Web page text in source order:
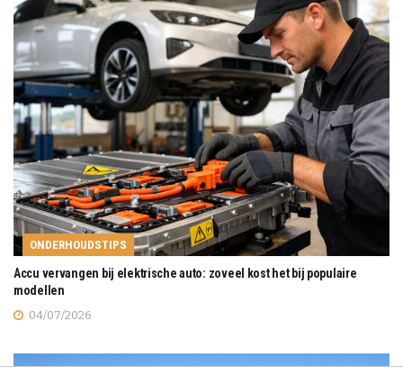
ONDERHOUDSTIPS
Accu vervangen bij elektrische auto: zoveel kost het bij populaire
modellen
04/07/2026